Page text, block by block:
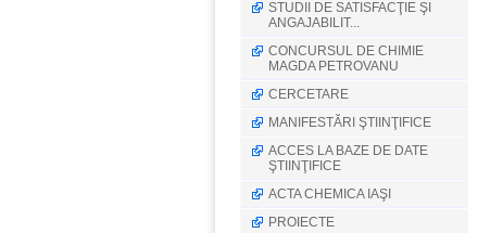
STUDII DE SATISFACŢIE ŞI
ANGAJABILIT...
CONCURSUL DE CHIMIE
MAGDA PETROVANU
CERCETARE
MANIFESTĂRI ŞTIINŢIFICE
ACCES LA BAZE DE DATE
ŞTIINŢIFICE
ACTA CHEMICA IAŞI
PROIECTE